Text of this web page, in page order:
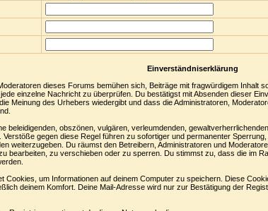
Einverständniserklärung
dieses Forums bemühen sich, Beiträge mit fragwürdigem Inhalt
einzelne Nachricht zu überprüfen. Du bestätigst mit Absenden dieser
Meinung des Urhebers wiedergibt und dass die Administratoren,
beleidigenden, obszönen, vulgären, verleumdenden,
gegen diese Regel führen zu sofortiger und permanenter
weiterzugeben. Du räumst den Betreibern, Administratoren und
bearbeiten, zu verschieben oder zu sperren. Du stimmst zu, dass die im
Cookies, um Informationen auf deinem Computer zu speichern. Diese
deinem Komfort. Deine Mail-Adresse wird nur zur Bestätigung der